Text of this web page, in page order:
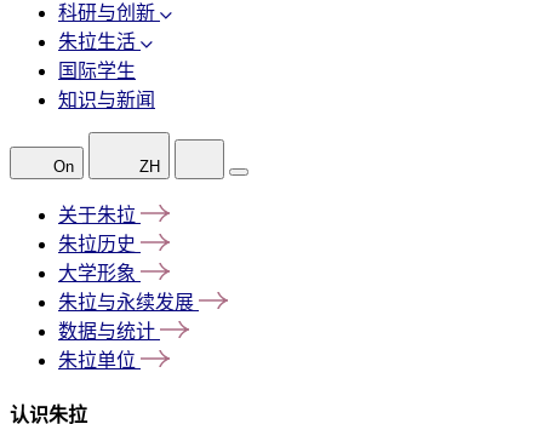
科研与创新
朱拉生活
国际学生
知识与新闻
On ZH
关于朱拉
朱拉历史
大学形象
朱拉与永续发展
数据与统计
朱拉单位
认识朱拉